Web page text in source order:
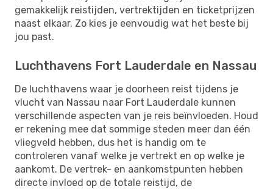
gemakkelijk reistijden, vertrektijden en ticketprijzen
naast elkaar. Zo kies je eenvoudig wat het beste bij
jou past.
Luchthavens Fort Lauderdale en Nassau
De luchthavens waar je doorheen reist tijdens je
vlucht van Nassau naar Fort Lauderdale kunnen
verschillende aspecten van je reis beïnvloeden. Houd
er rekening mee dat sommige steden meer dan één
vliegveld hebben, dus het is handig om te
controleren vanaf welke je vertrekt en op welke je
aankomt. De vertrek- en aankomstpunten hebben
directe invloed op de totale reistijd, de